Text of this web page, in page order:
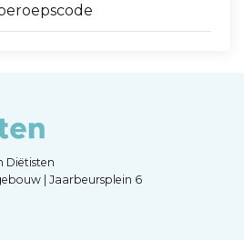
Diëtisten
| Jaarbeursplein 6